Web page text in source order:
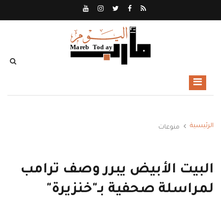
الرئيسية منوعات
البيت الأبيض يبرر وصف ترامب
لمراسلة صحفية بـ"خنزيرة"